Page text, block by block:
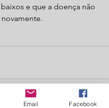
e que a doença não
Email Facebook